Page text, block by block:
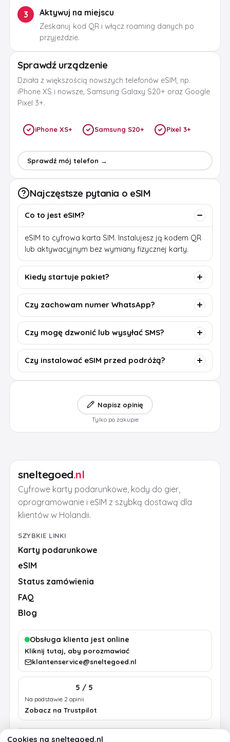
3 Aktywuj na miejscu
Zeskanuj kod QR i włącz roaming danych po
przyjeździe.
Sprawdź urządzenie
Działa z większością nowszych telefonów eSIM, np.
iPhone XS i nowsze, Samsung Galaxy S20+ oraz Google
Pixel 3+.
iPhone XS+ Samsung S20+ Pixel 3+
Sprawdź mój telefon →
Najczęstsze pytania o eSIM
Co to jest eSIM?
eSIM to cyfrowa karta SIM. Instalujesz ją kodem QR
lub aktywacyjnym bez wymiany fizycznej karty.
Kiedy startuje pakiet?
Czy zachowam numer WhatsApp?
Czy mogę dzwonić lub wysyłać SMS?
Czy instalować eSIM przed podróżą?
Napisz opinię
Tylko po zakupie
sneltegoed.nl
Cyfrowe karty podarunkowe, kody do gier,
oprogramowanie i eSIM z szybką dostawą dla
klientów w Holandii.
SZYBKIE LINKI
Karty podarunkowe
eSIM
Status zamówienia
FAQ
Blog
Obsługa klienta jest online
Kliknij tutaj, aby porozmawiać
klantenservice@sneltegoed.nl
5 / 5
Na podstawie 2 opinii
Zobacz na Trustpilot
Cookies na sneltegoed.nl